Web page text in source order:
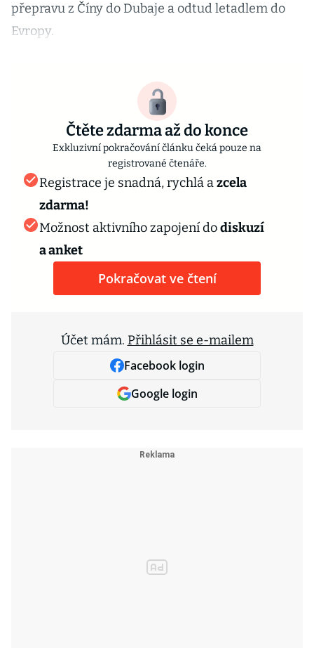
přepravu z Číny do Dubaje a odtud letadlem do
Evropy.
Čtěte zdarma až do konce
Exkluzivní pokračování článku čeká pouze na
registrované čtenáře.
Registrace je snadná, rychlá azcela
zdarma!
Možnost aktivního zapojení dodiskuzí
a anket
Pokračovat ve čtení
Účet mám. Přihlásit se e-mailem
Facebook login
Google login